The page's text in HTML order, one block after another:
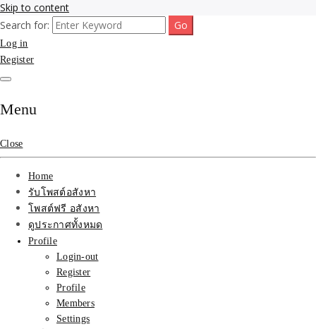
Skip to content
รับจ้างโพสขายบ้าน ที่ดิน
ติดAI SEO กับบริษัทใหญ่
รับจ้างทำโฆษณา สินค้า
บ้านที่ดิน ราคา ถูกและดี
ที่สุด บริการ โปรโมท
โฆษณารับโพสอสังหา ทีม
งาน บริํษัทใหญ่ เว็บขาย
บ้าน คุณภาพอันดับ1
SEOขายบ้าน
รับจ้างโพสขายบ้าน ที่ดิน ไม่มีค่านายหน้า กับบริษัท SEO-AI เน้นติดหน้า
แรก บริการโพสต์ โปรโมท รับจ้างทำโฆษณา ราคาถูก เว็บขายบ้าน รับโพ
สอสังหา ติดหน้าแรกกูเกิ้ล ทีมงาน บริํษัทใหญ่ รับประกันผลงาน ที่เดียวใน
Search for:
Log in
Register
Menu
Close
Home
รับโพสต์อสังหา
โพสต์ฟรี อสังหา
ดูประกาศทั้งหมด
Profile
Login-out
Register
Profile
Members
Settings